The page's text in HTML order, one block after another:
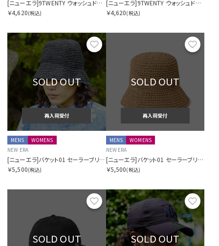
[ニューエラ]9TWENTY ウォッシュドコットン ミニロゴ Mini Logo ニューヨーク・ヤンキース ネイビー/ホワイト
￥4,620(税込)
[ニューエラ]9TWENTY ウォッシュドコットン ミニロゴ Mini Logo ニューヨーク・ヤンキース アイボリー/ミッドナイトネイビー
￥4,620(税込)
お気に入り
SOLD OUT
再入荷受付
MENS
WOMENS
NEW ERA
[ニューエラ]バケット01 セーラーブリム ペーパークロシェハット Paper Crochet Hat ブラック
￥5,500(税込)
SOLD OUT
再入荷受付
MENS
WOMENS
NEW ERA
[ニューエラ]バケット01 セーラーブリム ペーパークロシェハット Paper Crochet Hat ベージュ
￥5,500(税込)
お気に入り
SOLD OUT SOLD OUT